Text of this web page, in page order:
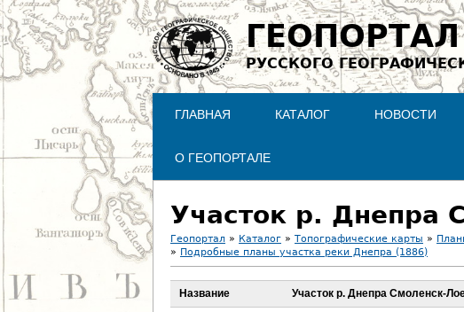
ГЕОПОРТАЛ
РУССКОГО
ГЛАВНАЯ КАТАЛОГ НОВОСТИ
О ГЕОПОРТАЛЕ
Участок р. Днепра
В
ы
Геопортал » Каталог » Топографические карты »
» Подробные планы участка реки Днепра (1886)
Название Участок р. Днепра Смоленск-